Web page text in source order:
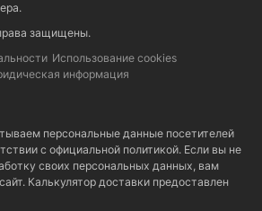
.
защищены.
Использование cookies
информация
персональные данные посетителей
с официальной политикой. Если вы не
своих персональных данных, вам
Калькулятор доставки предоставлен